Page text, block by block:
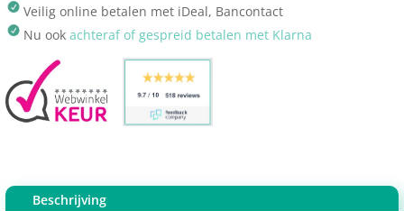
Veilig online betalen met iDeal, Bancontact
Nu ook achteraf of gespreid betalen met Klarna
Beschrijving